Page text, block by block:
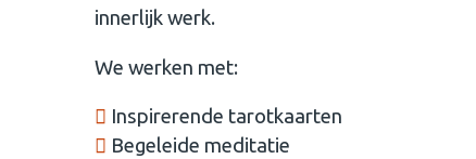
innerlijk werk.
We werken met:
Inspirerende tarotkaarten
Begeleide meditatie